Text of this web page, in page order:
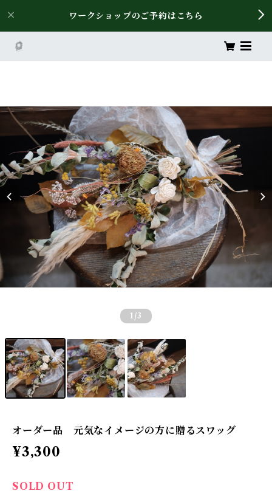
ワークショップのご予約はこちら
1 /3
オーダー品 元気なイメージの方に贈るスワッグ
¥3,300
SOLD OUT